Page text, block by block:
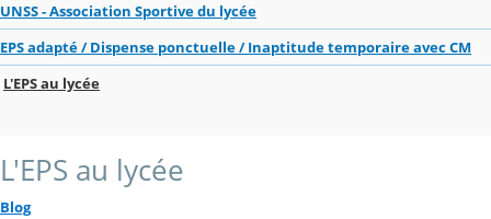
UNSS - Association Sportive du lycée
EPS adapté / Dispense ponctuelle / Inaptitude temporaire avec CM
L'EPS au lycée
L'EPS au lycée
Blog